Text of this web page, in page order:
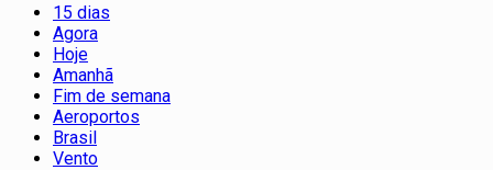
15 dias
Agora
Hoje
Amanhã
Fim de semana
Aeroportos
Brasil
Vento